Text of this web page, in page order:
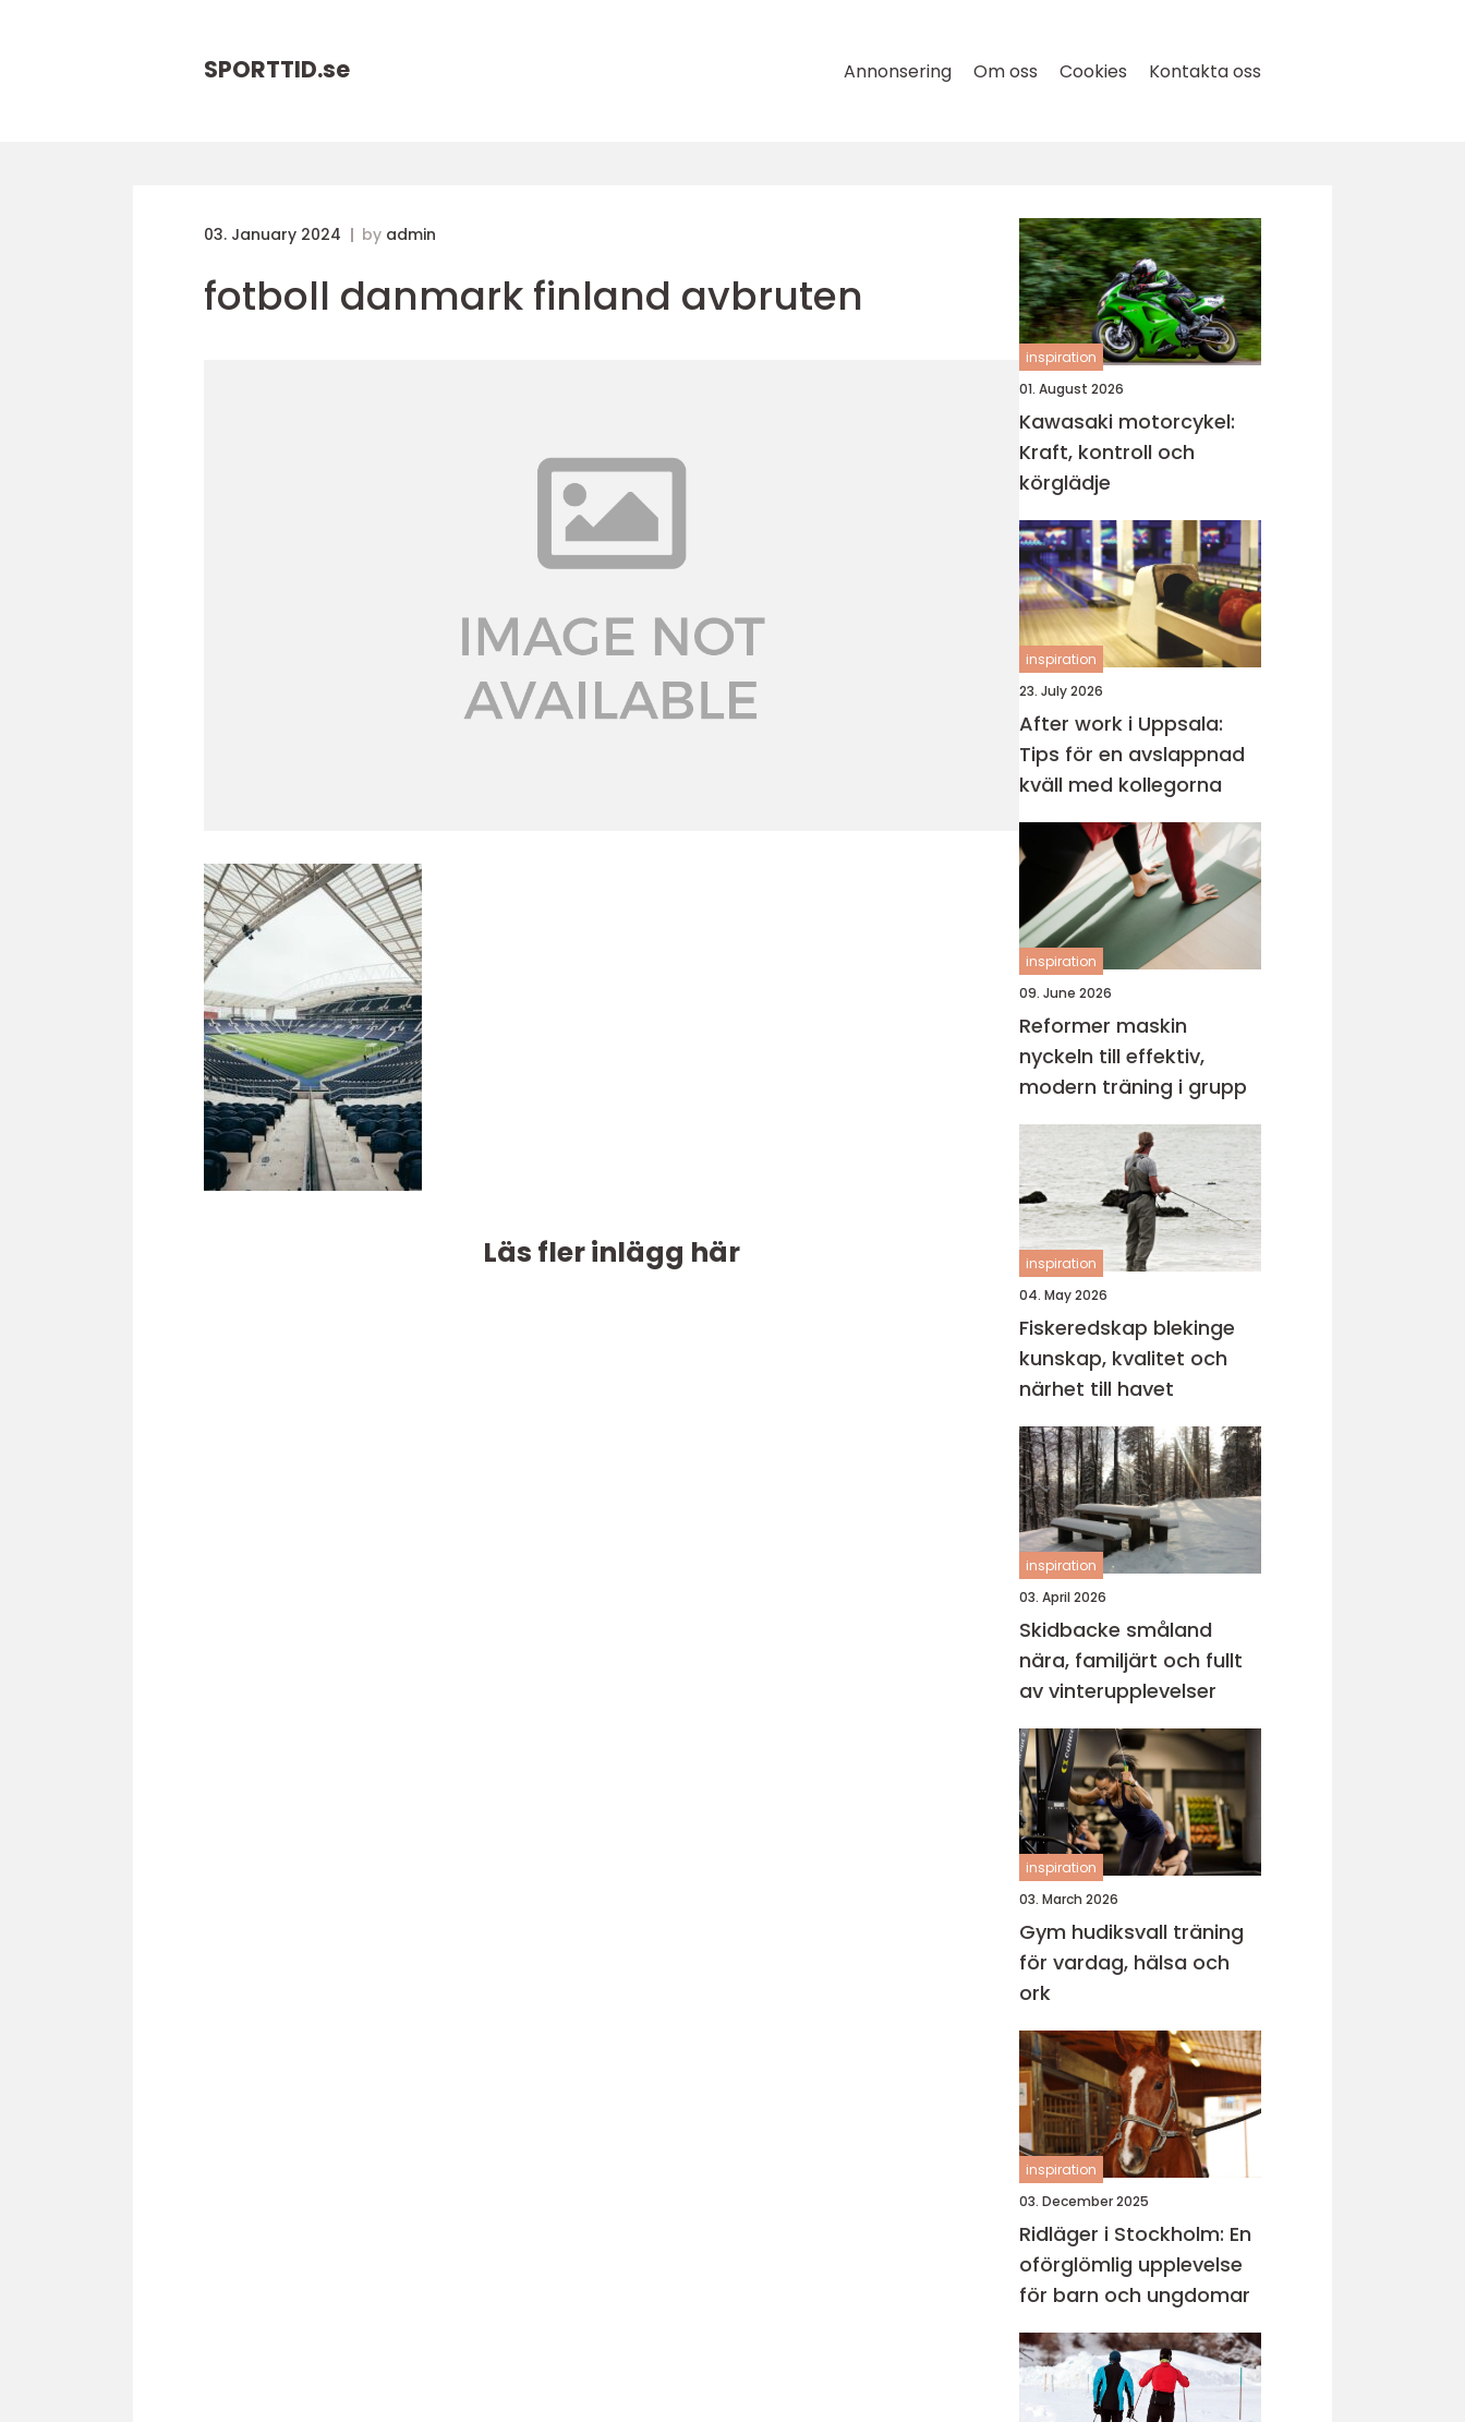
SPORTTID.se Annonsering Om oss Cookies Kontakta oss
03. January 2024 by admin
fotboll danmark finland avbruten
Läs fler inlägg här
inspiration
01. August 2026
Kawasaki motorcykel:
Kraft, kontroll och
körglädje
inspiration
23. July 2026
After work i Uppsala:
Tips för en avslappnad
kväll med kollegorna
inspiration
09. June 2026
Reformer maskin
nyckeln till effektiv,
modern träning i grupp
inspiration
04. May 2026
Fiskeredskap blekinge
kunskap, kvalitet och
närhet till havet
inspiration
03. April 2026
Skidbacke småland
nära, familjärt och fullt
av vinterupplevelser
inspiration
03. March 2026
Gym hudiksvall träning
för vardag, hälsa och
ork
inspiration
03. December 2025
Ridläger i Stockholm: En
oförglömlig upplevelse
för barn och ungdomar